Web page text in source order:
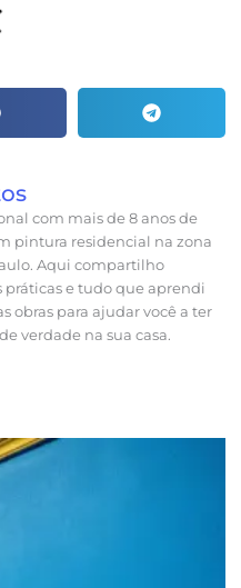
com mais de 8 anos de
pintura residencial na zona
Aqui compartilho
práticas e tudo que aprendi
obras para ajudar você a ter
verdade na sua casa.